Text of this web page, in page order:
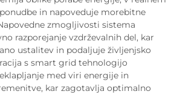
in napoveduje morebitne
zmogljivosti sistema
razporejanje vzdrževalnih del, kar
ustalitev in podaljuje življenjsko
s smart grid tehnologijo
med viri energije in
kar zagotavlja optimalno